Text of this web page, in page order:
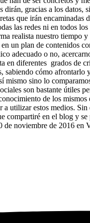
gracias a los
que irán
las redes ni en todos
nuestro tiempo
un plan de contenidos
adecuado o no,
en diferentes grados de
sabiendo cómo
sino lo
son bastante
de los
utilizar estos medios.
en el blog y
noviembre de 2016